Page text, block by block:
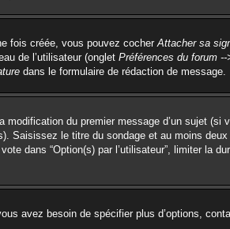
fois créée, vous pouvez cocherAttacher sa
de l’utilisateur (onglet Préférences du forum
dans le formulaire de rédaction de message.
modification du premier message d’un sujet
Saisissez le titre du sondage et au moins
dans “Option(s) par l’utilisateur”, limiter la
avez besoin de spécifier plus d’options,